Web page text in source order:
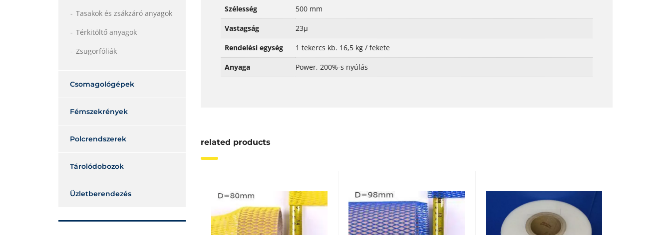
Szélesség 500 mm
Vastagság 23μ
Rendelési egység 1 tekercs kb. 16,5 kg / fekete
Anyaga Power, 200%-s nyúlás
related products
Tasakok és zsákzáró anyagok
Térkitöltő anyagok
Zsugorfóliák
Csomagológépek
Fémszekrények
Polcrendszerek
Tárolódobozok
Üzletberendezés